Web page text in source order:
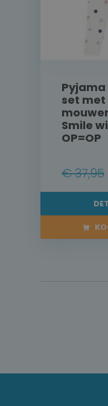
Pyjama
set
Smile
OP=OP
€ 37,95